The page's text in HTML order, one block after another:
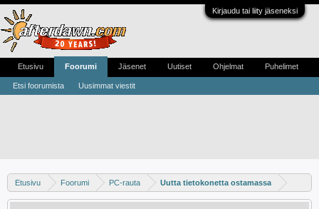
Kirjaudu tai liity jäseneksi
Etusivu Foorumi PC-rauta Uutta tietokonetta ostamassa
Etusivu Foorumi
Etsi foorumista Uusimmat viestit
Jäsenet Uutiset Ohjelmat Puhelimet